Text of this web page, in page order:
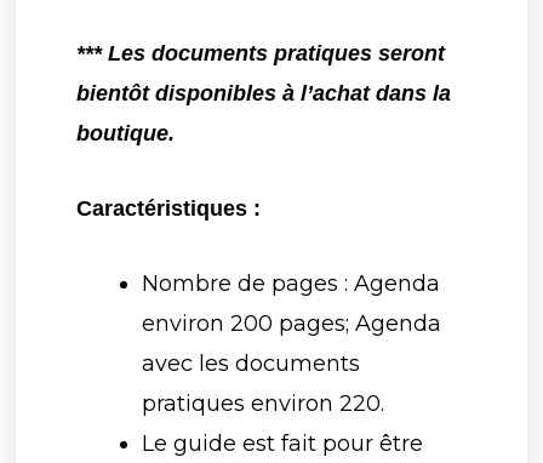
*** Les documents pratiques seront
bientôt disponibles à l’achat dans la
boutique.
Caractéristiques :
Nombre de pages : Agenda
environ 200 pages; Agenda
avec les documents
pratiques environ 220.
Le guide est fait pour être